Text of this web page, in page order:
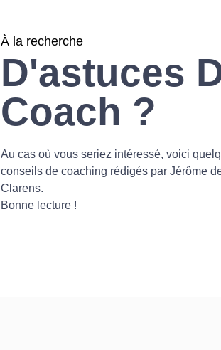
À la recherche
D'astuces
Coach ?
Au cas où vous seriez intéressé, voici
conseils de coaching rédigés par Jérôme
Clarens.
Bonne lecture !